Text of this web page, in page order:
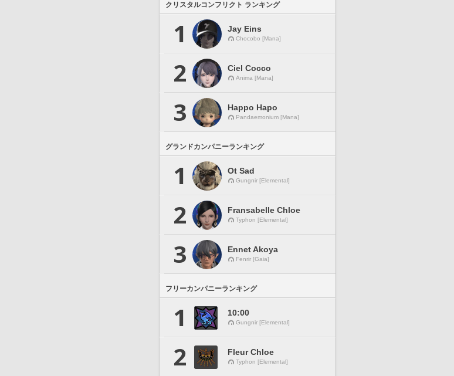
クリスタルコンフリクト ランキング
1 Jay Eins
Chocobo [Mana]
2 Ciel Cocco
Anima [Mana]
3 Happo Hapo
Pandaemonium [Mana]
グランドカンパニーランキング
1 Ot Sad
Gungnir [Elemental]
2 Fransabelle Chloe
Typhon [Elemental]
3 Ennet Akoya
Fenrir [Gaia]
フリーカンパニーランキング
1 10:00
Gungnir [Elemental]
2 Fleur Chloe
Typhon [Elemental]